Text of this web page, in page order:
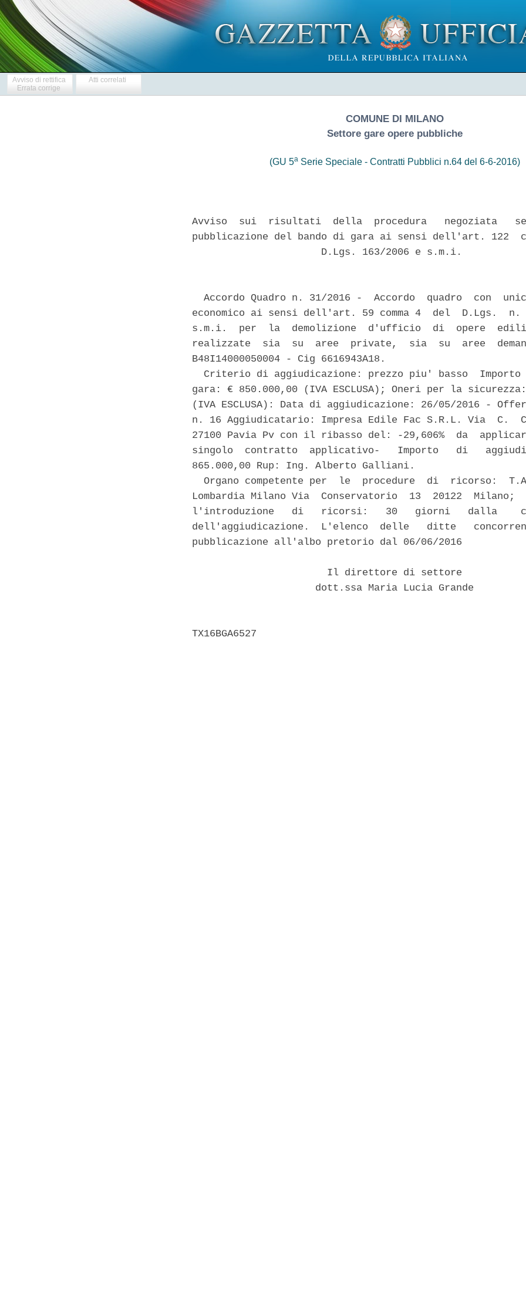
Avviso di rettifica
Errata corrige
Atti correlati
COMUNE DI MILANO
Settore gare opere pubbliche
(GU 5aSerie Speciale - Contratti Pubblici n.64 del 6-6-2016)
Avviso  sui  risultati  della  procedura   negoziata
pubblicazione del bando di gara ai sensi dell'art. 122
                      D.Lgs. 163/2006 e s.m.i.
Accordo Quadro n. 31/2016 -  Accordo  quadro  con
economico ai sensi dell'art. 59 comma 4  del  D.Lgs.  n.
s.m.i.  per  la  demolizione  d'ufficio  di  opere
realizzate  sia  su  aree  private,  sia  su  aree
B48I14000050004 - Cig 6616943A18.
Criterio di aggiudicazione: prezzo piu' basso  Importo
gara: € 850.000,00 (IVA ESCLUSA); Oneri per la
(IVA ESCLUSA): Data di aggiudicazione: 26/05/2016 -
n. 16 Aggiudicatario: Impresa Edile Fac S.R.L. Via  C.
27100 Pavia Pv con il ribasso del: -29,606%  da
singolo  contratto  applicativo-   Importo   di
865.000,00 Rup: Ing. Alberto Galliani.
Organo competente per  le  procedure  di  ricorso:
Lombardia Milano Via  Conservatorio  13  20122  Milano;
l'introduzione   di   ricorsi:   30   giorni   dalla
dell'aggiudicazione.  L'elenco  delle   ditte
pubblicazione all'albo pretorio dal 06/06/2016
                       Il direttore di settore
                     dott.ssa Maria Lucia Grande